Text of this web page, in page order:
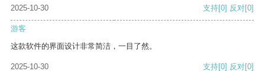
2025-10-30
支持[0] 反对[0]
游客
这款软件的界面设计非常简洁，一目了然。
2025-10-30 支持[0] 反对[0]